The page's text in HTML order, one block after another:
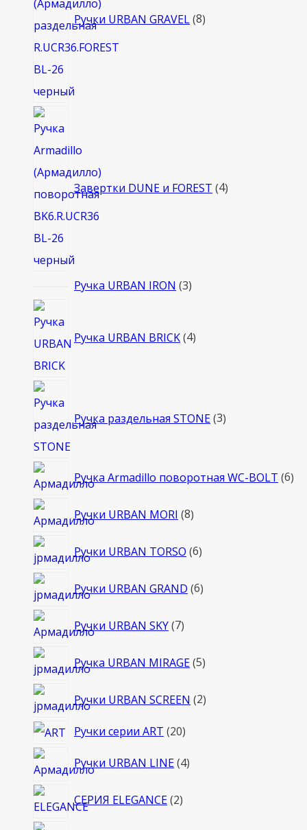
Ручки URBAN GRAVEL 8
Завертки DUNE и FOREST 4
Ручка URBAN IRON 33
Ручка URBAN BRICK 4товара
Ручка раздельная STONE 3товара
Ручка Armadillo поворотная WC-BOLT 66
Ручки URBAN MORI 88
Ручки URBAN TORSO 66
Ручки URBAN GRAND 66
Ручки URBAN SKY 77
Ручка URBAN MIRAGE 55
Ручки URBAN SCREEN 22
Ручки серии ART 2020
Ручки URBAN LINE 44
СЕРИЯ ELEGANCE 22